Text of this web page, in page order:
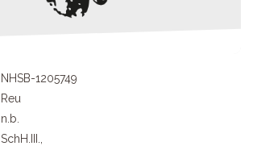
NHSB-1205749
Reu
n.b.
SchH.III.,